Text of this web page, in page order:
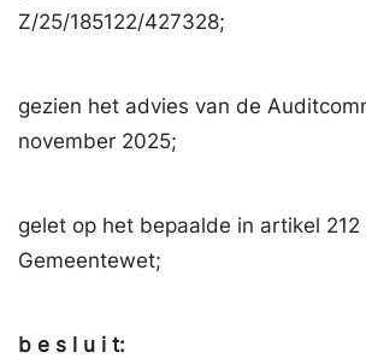
Z/25/185122/427328;
gezien het advies van de
november 2025;
gelet op het bepaalde in artikel 212
Gemeentewet;
b e s l u i t: